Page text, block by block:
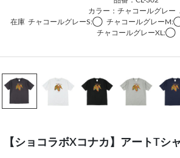
カラー：チャコールグレー
在庫 チャコールグレーS:◯ チャコールグレー
チャコールグレーXL:◯
【ショコラボXコナカ】アートTシ